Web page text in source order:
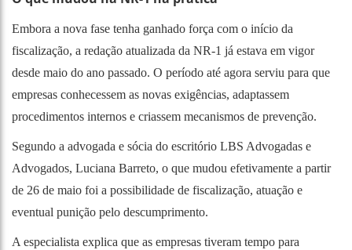
Embora a nova fase tenha ganhado força com o início da
fiscalização, a redação atualizada da NR-1 já estava em vigor
desde maio do ano passado. O período até agora serviu para que
empresas conhecessem as novas exigências, adaptassem
procedimentos internos e criassem mecanismos de prevenção.
Segundo a advogada e sócia do escritório LBS Advogadas e
Advogados, Luciana Barreto, o que mudou efetivamente a partir
de 26 de maio foi a possibilidade de fiscalização, atuação e
eventual punição pelo descumprimento.
A especialista explica que as empresas tiveram tempo para